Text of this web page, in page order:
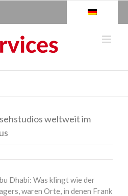
weltweit im
Dhabi: Was klingt wie der
waren Orte, in denen Frank